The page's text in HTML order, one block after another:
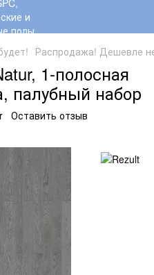
Распродажа! Дешевле
1-полосная
палубный набор
Оставить отзыв